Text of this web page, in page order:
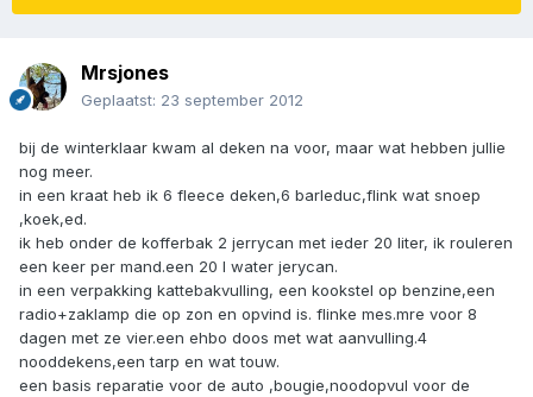
Mrsjones
Geplaatst: 23 september 2012
bij de winterklaar kwam al deken na voor, maar wat hebben jullie
nog meer.
in een kraat heb ik 6 fleece deken,6 barleduc,flink wat snoep
,koek,ed.
ik heb onder de kofferbak 2 jerrycan met ieder 20 liter, ik rouleren
een keer per mand.een 20 l water jerycan.
in een verpakking kattebakvulling, een kookstel op benzine,een
radio+zaklamp die op zon en opvind is. flinke mes.mre voor 8
dagen met ze vier.een ehbo doos met wat aanvulling.4
nooddekens,een tarp en wat touw.
een basis reparatie voor de auto ,bougie,noodopvul voor de